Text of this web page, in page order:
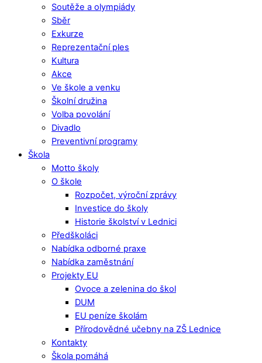
Soutěže a olympiády
Sběr
Exkurze
Reprezentační ples
Kultura
Akce
Ve škole a venku
Školní družina
Volba povolání
Divadlo
Preventivní programy
Škola
Motto školy
O škole
Rozpočet, výroční zprávy
Investice do školy
Historie školství v Lednici
Předškoláci
Nabídka odborné praxe
Nabídka zaměstnání
Projekty EU
Ovoce a zelenina do škol
DUM
EU peníze školám
Přírodovědné učebny na ZŠ Lednice
Kontakty
Škola pomáhá